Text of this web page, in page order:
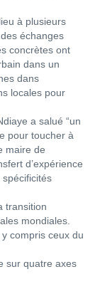
à plusieurs
échanges
concrètes ont
dans un
dans
locales pour
a salué “un
pour toucher à
maire de
d’expérience
transition
mondiales.
compris ceux du
sur quatre axes